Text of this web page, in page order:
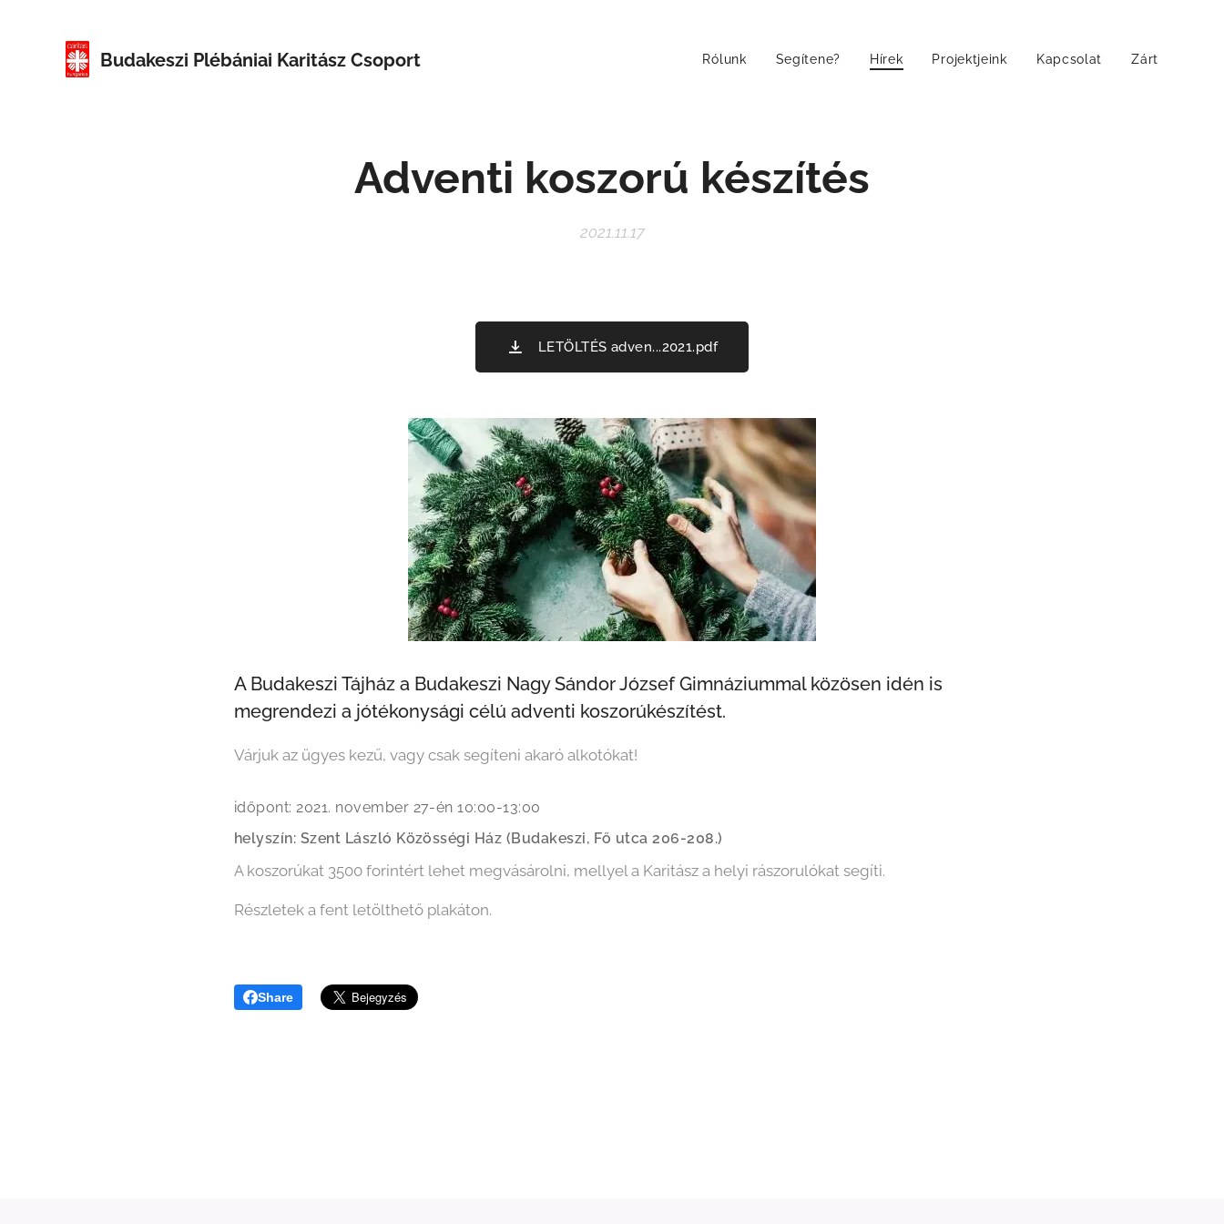
Budakeszi Plébániai Karitász Csoport Rólunk Segítene? Hírek Projektjeink Kapcsolat Zárt
Adventi koszorú készítés
2021.11.17
LETÖLTÉS adven...2021.pdf
A Budakeszi Tájház a Budakeszi Nagy Sándor József Gimnáziummal közösen idén is
megrendezi a jótékonysági célú adventi koszorúkészítést.
Várjuk az ügyes kezű, vagy csak segíteni akaró alkotókat!
időpont: 2021. november 27-én 10:00-13:00
helyszín: Szent László Közösségi Ház (Budakeszi, Fő utca 206-208.)
A koszorúkat 3500 forintért lehet megvásárolni, mellyel a Karitász a helyi rászorulókat segíti.
Részletek a fent letölthető plakáton.
Share